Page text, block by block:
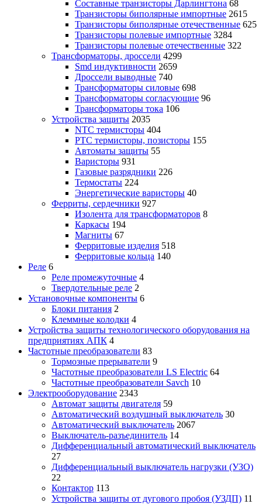
Составные транзисторы Дарлингтона 68
Транзисторы биполярные импортные 2615
Транзисторы биполярные отечественные 625
Транзисторы полевые импортные 3284
Транзисторы полевые отечественные 322
Трансформаторы, дроссели 4299
Smd индуктивности 2659
Дроссели выводные 740
Трансформаторы силовые 698
Трансформаторы согласующие 96
Трансформаторы тока 106
Устройства защиты 2035
NTC термисторы 404
PTC термисторы, позисторы 155
Автоматы защиты 55
Варисторы 931
Газовые разрядники 226
Термостаты 224
Энергетические варисторы 40
Ферриты, сердечники 927
Изолента для трансформаторов 8
Каркасы 194
Магниты 67
Ферритовые изделия 518
Ферритовые кольца 140
Реле 6
Реле промежуточные 4
Твердотельные реле 2
Установочные компоненты 6
Блоки питания 2
Клеммные колодки 4
Устройства защиты технологического оборудования на
предприятиях АПК 4
Частотные преобразователи 83
Тормозные прерыватели 9
Частотные преобразователи LS Electric 64
Частотные преобразователи Savch 10
Электрооборудование 2343
Автомат защиты двигателя 59
Автоматический воздушный выключатель 30
Автоматический выключатель 2067
Выключатель-разъединитель 14
Дифференциальный автоматический выключатель
27
Дифференциальный выключатель нагрузки (УЗО)
22
Контактор 113
Устройства защиты от дугового пробоя (УЗДП) 11